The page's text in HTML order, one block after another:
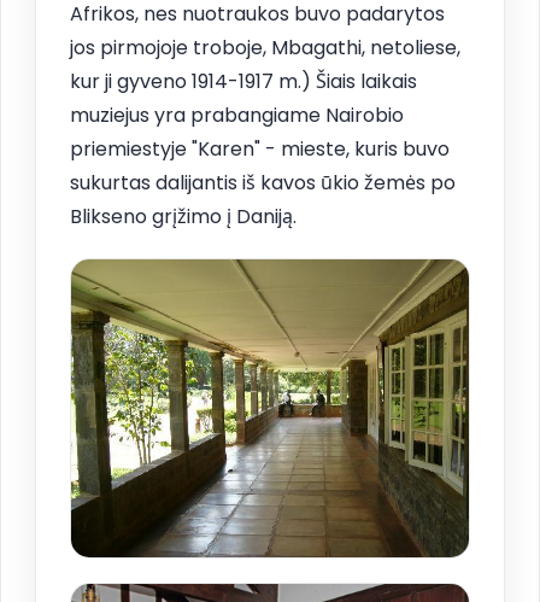
Afrikos, nes nuotraukos buvo padarytos
jos pirmojoje troboje, Mbagathi, netoliese,
kur ji gyveno 1914-1917 m.) Šiais laikais
muziejus yra prabangiame Nairobio
priemiestyje "Karen" - mieste, kuris buvo
sukurtas dalijantis iš kavos ūkio žemės po
Blikseno grįžimo į Daniją.